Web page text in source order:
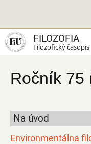
hlavný
obsah
FILOZOFIA
Filozofický časopis
Ročník 75
Na úvod
Environmentálna